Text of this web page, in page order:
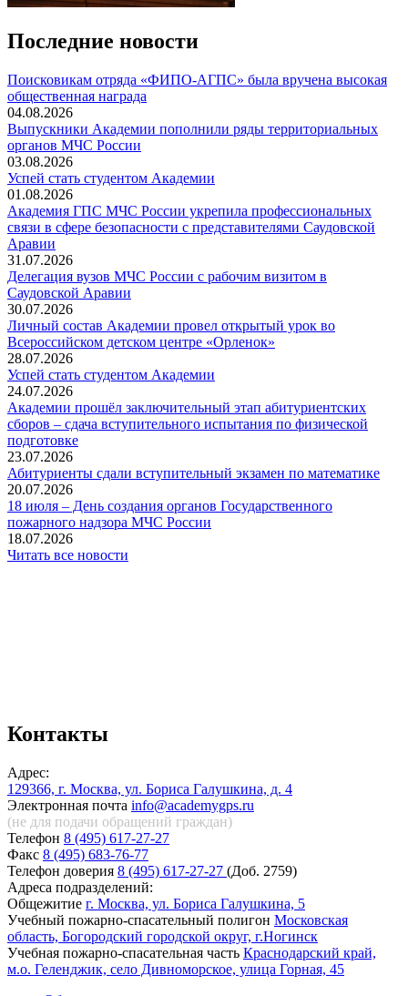
Последние новости
Поисковикам отряда «ФИПО-АГПС» была вручена высокая
общественная награда
04.08.2026
Выпускники Академии пополнили ряды территориальных
органов МЧС России
03.08.2026
Успей стать студентом Академии
01.08.2026
Академия ГПС МЧС России укрепила профессиональных
связи в сфере безопасности с представителями Саудовской
Аравии
31.07.2026
Делегация вузов МЧС России с рабочим визитом в
Саудовской Аравии
30.07.2026
Личный состав Академии провел открытый урок во
Всероссийском детском центре «Орленок»
28.07.2026
️Успей стать студентом Академии
24.07.2026
Академии прошёл заключительный этап абитуриентских
сборов – сдача вступительного испытания по физической
подготовке
23.07.2026
Абитуриенты сдали вступительный экзамен по математике
20.07.2026
18 июля – День создания органов Государственного
пожарного надзора МЧС России
18.07.2026
Читать все новости
Контакты
Адрес:
129366, г. Москва, ул. Бориса Галушкина, д. 4
Электронная почта info@academygps.ru
(не для подачи обращений граждан)
Телефон 8 (495) 617-27-27
Факс 8 (495) 683-76-77
Телефон доверия 8 (495) 617-27-27 (Доб. 2759)
Адреса подразделений:
Общежитие г. Москва, ул. Бориса Галушкина, 5
Учебный пожарно-спасательный полигон Московская
область, Богородский городской округ, г.Ногинск
Учебная пожарно-спасательная часть Краснодарский край,
м.о. Геленджик, село Дивноморское, улица Горная, 45